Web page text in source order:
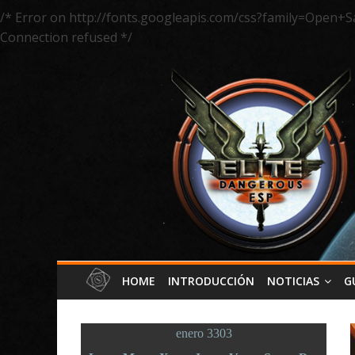
/* Error on http://fonts.googleapis.com/
Connection refused */
HOME INTRODUCCIÓN NOTICIAS
enero 3303